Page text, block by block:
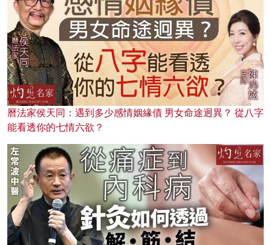
曆法家侯天同：遇到多少感情姻緣債 男女命途迥異？ 從八字
能看透你的七情六欲？